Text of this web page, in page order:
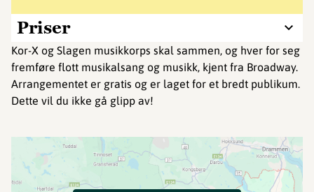
Priser
Kor-X og Slagen musikkorps skal sammen, og hver for seg
fremføre flott musikalsang og musikk, kjent fra Broadway.
Arrangementet er gratis og er laget for et bredt publikum.
Dette vil du ikke gå glipp av!